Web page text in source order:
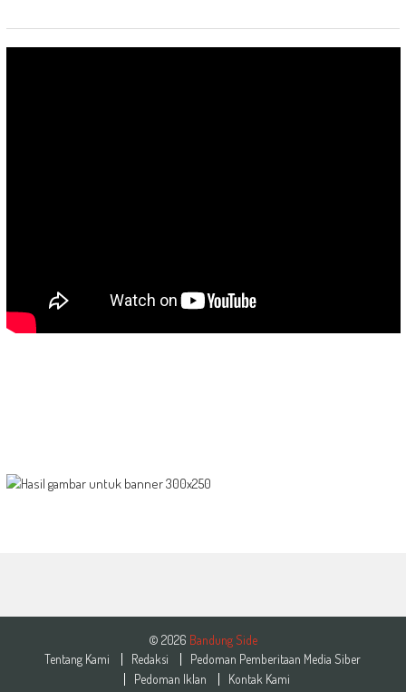
© 2026 Bandung Side
Tentang Kami
Redaksi
Pedoman Pemberitaan Media Siber
Pedoman Iklan
Kontak Kami